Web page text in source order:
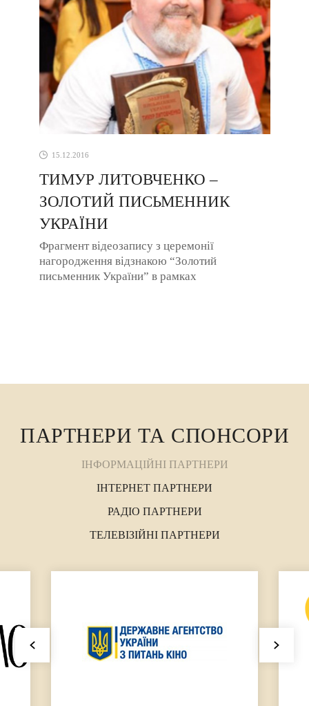
15.12.2016
ТИМУР ЛИТОВЧЕНКО –
ЗОЛОТИЙ ПИСЬМЕННИК
УКРАЇНИ
Фрагмент відеозапису з церемонії
нагородження відзнакою “Золотий
письменник України” в рамках
ПАРТНЕРИ ТА СПОНСОРИ
ІНФОРМАЦІЙНІ ПАРТНЕРИ
ІНТЕРНЕТ ПАРТНЕРИ
РАДІО ПАРТНЕРИ
ТЕЛЕВІЗІЙНІ ПАРТНЕРИ